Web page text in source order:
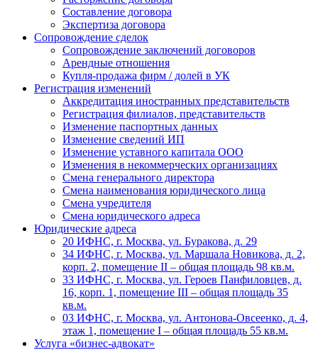
Составление договора
Экспертиза договора
Сопровождение сделок
Сопровождение заключений договоров
Арендные отношения
Купля-продажа фирм / долей в УК
Регистрация изменений
Аккредитация иностранных представительств
Регистрация филиалов, представительств
Изменение паспортных данных
Изменение сведений ИП
Изменение уставного капитала ООО
Изменения в некоммерческих организациях
Смена генерального директора
Смена наименования юридического лица
Смена учредителя
Смена юридического адреса
Юридические адреса
20 ИФНС, г. Москва, ул. Буракова, д. 29
34 ИФНС, г. Москва, ул. Маршала Новикова, д. 2,
корп. 2, помещение II – общая площадь 98 кв.м.
33 ИФНС, г. Москва, ул. Героев Панфиловцев, д.
16, корп. 1, помещение III – общая площадь 35
кв.м.
03 ИФНС, г. Москва, ул. Антонова-Овсеенко, д. 4,
этаж 1, помещение I – общая площадь 55 кв.м.
Услуга «бизнес-адвокат»